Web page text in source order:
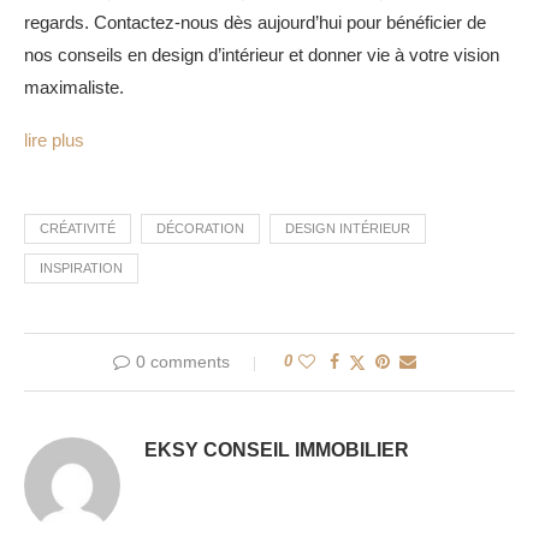
regards. Contactez-nous dès aujourd’hui pour bénéficier de
nos conseils en design d’intérieur et donner vie à votre vision
maximaliste.
lire plus
CRÉATIVITÉ DÉCORATION DESIGN INTÉRIEUR
INSPIRATION
0 comments 0
EKSY CONSEIL IMMOBILIER